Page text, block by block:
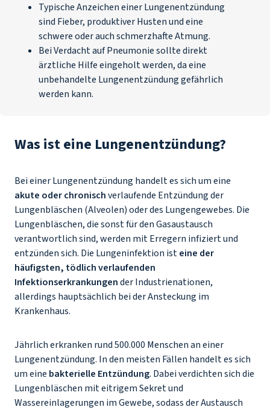
Typische Anzeichen einer Lungenentzündung
sind Fieber, produktiver Husten und eine
schwere oder auch schmerzhafte Atmung.
Bei Verdacht auf Pneumonie sollte direkt
ärztliche Hilfe eingeholt werden, da eine
unbehandelte Lungenentzündung gefährlich
werden kann.
Was ist eine Lungenentzündung?
Bei einer Lungenentzündung handelt es sich um eine
akute oder chronischverlaufende Entzündung der
Lungenbläschen (Alveolen) oder des Lungengewebes. Die
Lungenbläschen, die sonst für den Gasaustausch
verantwortlich sind, werden mit Erregern infiziert und
entzünden sich. Die Lungeninfektion isteine der
häufigsten, tödlich verlaufenden
Infektionserkrankungender Industrienationen,
allerdings hauptsächlich bei der Ansteckung im
Krankenhaus.
Jährlich erkranken rund 500.000 Menschen an einer
Lungenentzündung. In den meisten Fällen handelt es sich
um eine bakterielle Entzündung. Dabei verdichten sich die
Lungenbläschen mit eitrigem Sekret und
Wassereinlagerungen im Gewebe, sodass der Austausch